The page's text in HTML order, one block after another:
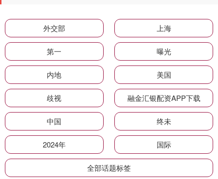
外交部 上海
第一 曝光
内地 美国
歧视 融金汇银配资APP下载
中国 终未
2024年 国际
全部话题标签